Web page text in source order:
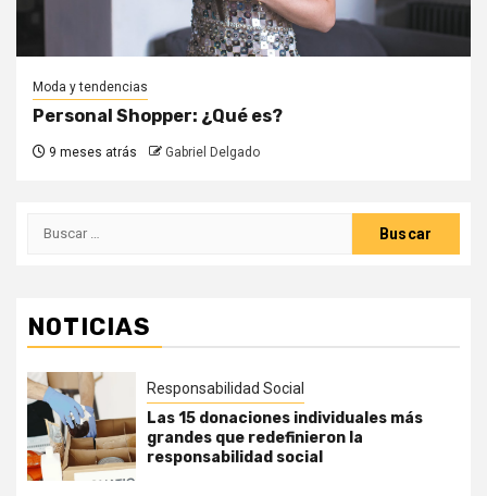
Moda y tendencias
Personal Shopper: ¿Qué es?
9 meses atrás Gabriel Delgado
Buscar:
NOTICIAS
Responsabilidad Social
Las 15 donaciones individuales más
grandes que redefinieron la
responsabilidad social